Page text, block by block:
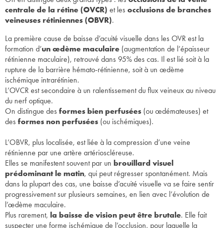
centrale de la rétine (OVCR) et les occlusions de branches
veineuses rétiniennes (OBVR).
La première cause de baisse d’acuité visuelle dans les OVR est la
formation d’un œdème maculaire (augmentation de l’épaisseur
rétinienne maculaire), retrouvé dans 95% des cas. Il est lié soit à la
rupture de la barrière hémato-rétinienne, soit à un œdème
ischémique intrarétinien.
L’OVCR est secondaire à un ralentissement du flux veineux au niveau
du nerf optique.
On distingue des formes bien perfusées (ou œdémateuses) et
des formes non perfusées (ou ischémiques).
L’OBVR, plus localisée, est liée à la compression d’une veine
rétinienne par une artère artérioscléreuse.
Elles se manifestent souvent par un brouillard visuel
prédominant le matin, qui peut régresser spontanément. Mais
dans la plupart des cas, une baisse d’acuité visuelle va se faire sentir
progressivement sur plusieurs semaines, en lien avec l’évolution de
l’œdème maculaire.
Plus rarement, la baisse de vision peut être brutale. Elle fait
suspecter une forme ischémique de l’occlusion, pour laquelle la